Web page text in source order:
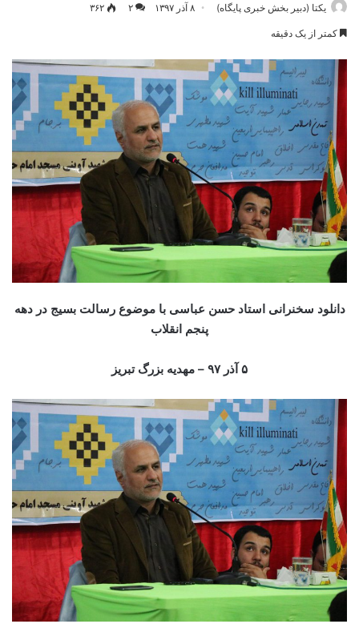
یکتا (دبیر بخش خبری پایگاه) ۸ آذر ۱۳۹۷ ۲ ۳۶۲
کمتر از یک دقیقه
دانلود سخنرانی استاد حسن عباسی با موضوع رسالت بسیج در دهه
پنجم انقلاب
۵ آذر ۹۷ – مهدیه بزرگ تبریز